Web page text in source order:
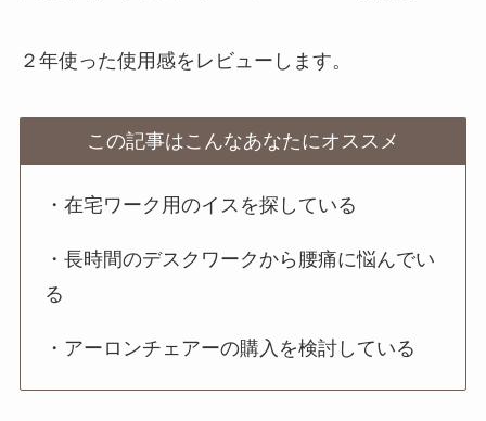
２年使った使用感をレビューします。
この記事はこんなあなたにオススメ
・在宅ワーク用のイスを探している
・長時間のデスクワークから腰痛に悩んでい
る
・アーロンチェアーの購入を検討している